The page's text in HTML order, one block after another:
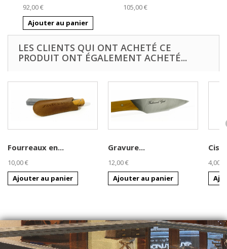
92,00 €
Ajouter au panier
105,00 €
LES CLIENTS QUI ONT ACHETÉ CE
PRODUIT ONT ÉGALEMENT ACHETÉ...
Fourreaux en...
10,00 €
Ajouter au panier
Gravure...
12,00 €
Ajouter au panier
4,00 €